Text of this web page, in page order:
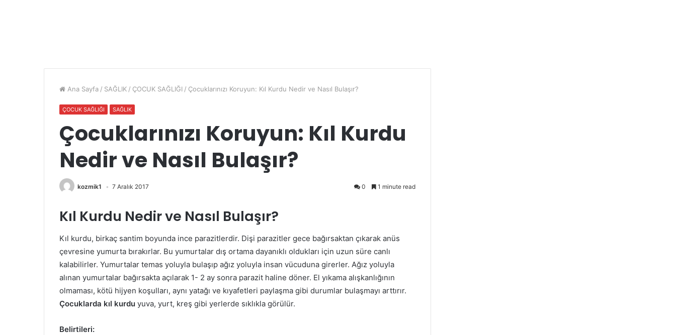
Ana Sayfa / SAĞLIK / ÇOCUK SAĞLIĞI / Çocuklarınızı Koruyun: Kıl Kurdu Nedir ve Nasıl Bulaşır?
ÇOCUK SAĞLIĞI SAĞLIK
Çocuklarınızı Koruyun: Kıl Kurdu
Nedir ve Nasıl Bulaşır?
kozmik1 7 Aralık 2017 0 1 minute read
Kıl Kurdu Nedir ve Nasıl Bulaşır?
Kıl kurdu, birkaç santim boyunda ince parazitlerdir. Dişi parazitler gece bağırsaktan çıkarak anüs
çevresine yumurta bırakırlar. Bu yumurtalar dış ortama dayanıklı oldukları için uzun süre canlı
kalabilirler. Yumurtalar temas yoluyla bulaşıp ağız yoluyla insan vücuduna girerler. Ağız yoluyla
alınan yumurtalar bağırsakta açılarak 1- 2 ay sonra parazit haline döner. El yıkama alışkanlığının
olmaması, kötü hijyen koşulları, aynı yatağı ve kıyafetleri paylaşma gibi durumlar bulaşmayı arttırır.
Çocuklarda kıl kurdu yuva, yurt, kreş gibi yerlerde sıklıkla görülür.
Belirtileri: